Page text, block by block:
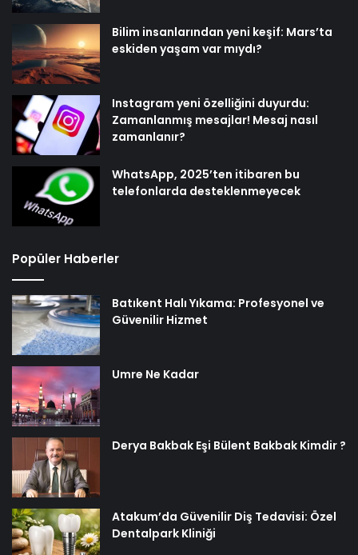
Bilim insanlarından yeni keşif: Mars’ta
eskiden yaşam var mıydı?
Instagram yeni özelliğini duyurdu:
Zamanlanmış mesajlar! Mesaj nasıl
zamanlanır?
WhatsApp, 2025’ten itibaren bu
telefonlarda desteklenmeyecek
Popüler Haberler
Batıkent Halı Yıkama: Profesyonel ve
Güvenilir Hizmet
Umre Ne Kadar
Derya Bakbak Eşi Bülent Bakbak Kimdir ?
Atakum’da Güvenilir Diş Tedavisi: Özel
Dentalpark Kliniği